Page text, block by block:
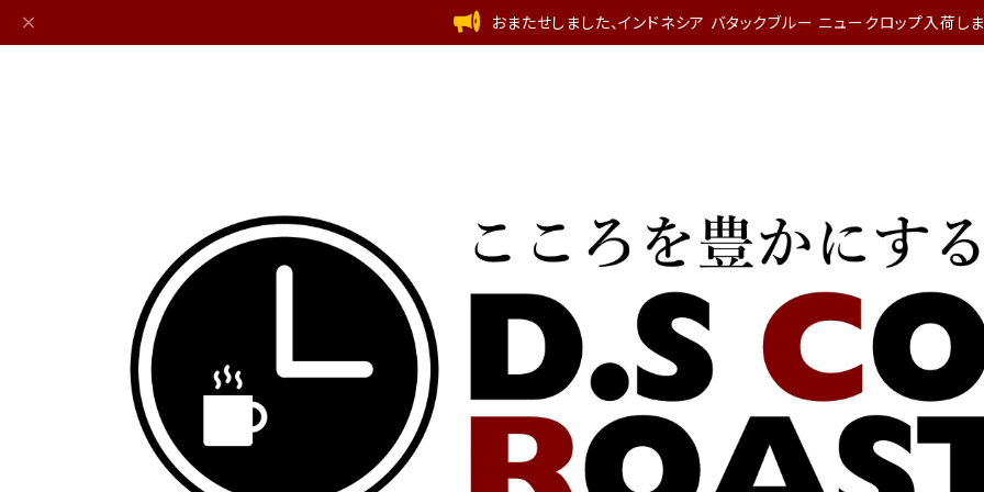
おまたせしました、インドネシア バタックブルー ニュークロップ入荷しま